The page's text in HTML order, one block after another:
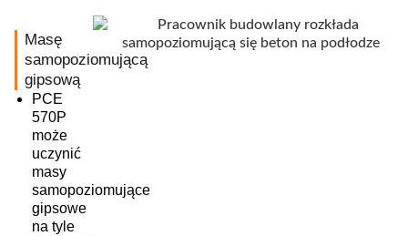
Masę
samopoziomującą
gipsową
PCE
570P
może
uczynić
masy
samopoziomujące
gipsowe
na tyle